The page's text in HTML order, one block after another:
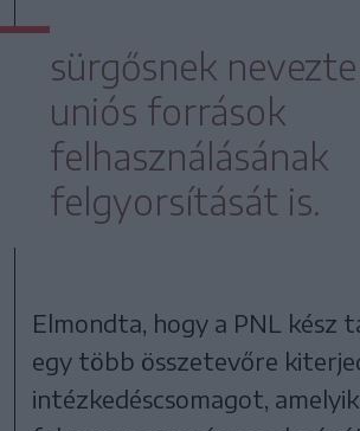
sürgősnek
uniós források
felhasználásának
felgyorsítását is.
Elmondta, hogy a PNL kész
egy több összetevőre
intézkedéscsomagot,